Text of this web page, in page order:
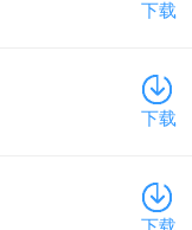
下载
下载